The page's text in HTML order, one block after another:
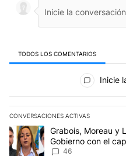
TODOS LOS COMENTARIOS
Todos los comentarios
Inicie
CONVERSACIONES ACTIVAS
Este listado muestra los
Un artículo de tendencia con
Grabois, Moreau y
Gobierno con el
46